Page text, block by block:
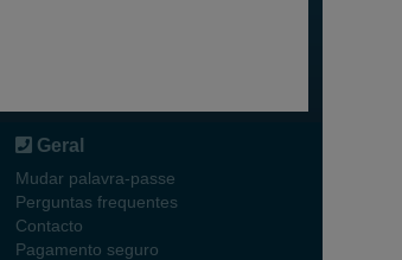
Geral
Mudar palavra-passe
Perguntas frequentes
Contacto
Pagamento seguro